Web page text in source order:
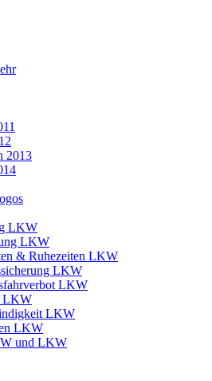
2013
LKW
LKW
& Ruhezeiten LKW
LKW
LKW
LKW
LKW
LKW
und LKW